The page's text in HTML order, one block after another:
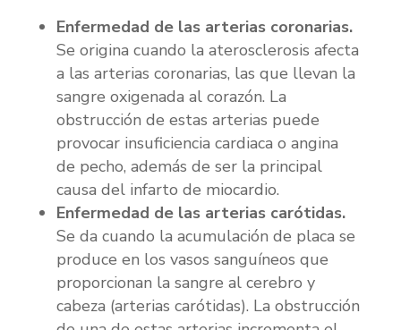
Enfermedad de las arterias coronarias.
Se origina cuando la aterosclerosis afecta
a las arterias coronarias, las que llevan la
sangre oxigenada al corazón. La
obstrucción de estas arterias puede
provocar insuficiencia cardiaca o angina
de pecho, además de ser la principal
causa del infarto de miocardio.
Enfermedad de las arterias carótidas.
Se da cuando la acumulación de placa se
produce en los vasos sanguíneos que
proporcionan la sangre al cerebro y
cabeza (arterias carótidas). La obstrucción